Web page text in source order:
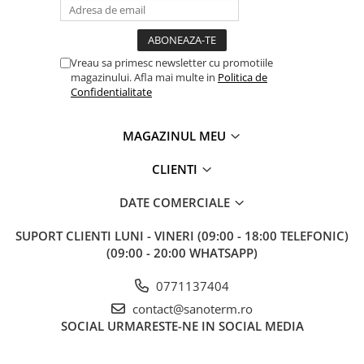
Baterii cu dus extractabil
Chiuvete bucatarie
Chiuvete Compozit
Grup amestec
Pompa ridicare presiune
Vreau sa primesc newsletter cu promotiile
magazinului. Afla mai multe in Politica de
Confidentialitate
MAGAZINUL MEU
CLIENTI
DATE COMERCIALE
SUPORT CLIENTI LUNI - VINERI (09:00 - 18:00 TELEFONIC)
(09:00 - 20:00 WHATSAPP)
0771137404
contact@sanoterm.ro
SOCIAL URMARESTE-NE IN SOCIAL MEDIA